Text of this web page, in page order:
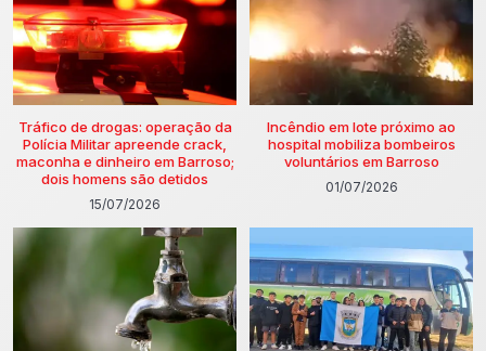
Tráfico de drogas: operação da
Polícia Militar apreende crack,
maconha e dinheiro em Barroso;
dois homens são detidos
15/07/2026
Incêndio em lote próximo ao
hospital mobiliza bombeiros
voluntários em Barroso
01/07/2026